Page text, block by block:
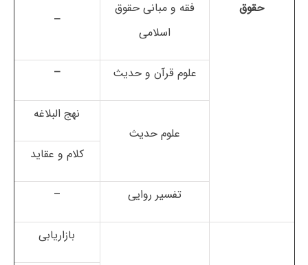
حقوق
فقه و مبانی حقوق
اسلامی
–
علوم قرآن و حدیث –
علوم حدیث
نهج البلاغه
کلام و عقاید
تفسیر روایی –
بازاریابی